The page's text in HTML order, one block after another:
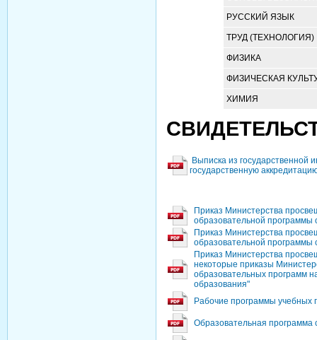
РУССКИЙ ЯЗЫК
ТРУД (ТЕХНОЛОГИЯ)
ФИЗИКА
ФИЗИЧЕСКАЯ
ХИМИЯ
Выписка из
государственную
Приказ Министерства
образовательной программы
Приказ Министерства
образовательной программы
Приказ Министерства
некоторые приказы
образовательных программ
образования"
Рабочие программы
Образовательная программа